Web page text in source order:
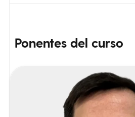
Ponentes del curso